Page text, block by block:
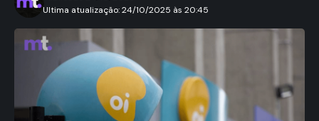
Ultima atualização: 24/10/2025 às 20:45